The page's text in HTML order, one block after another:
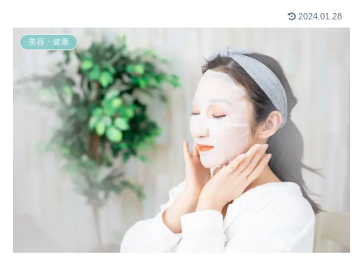
2024.01.28
美容・健康